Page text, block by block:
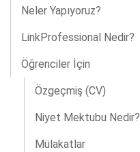
Neler Yapıyoruz?
LinkProfessional Nedir?
Öğrenciler İçin
Özgeçmiş (CV)
Niyet Mektubu Nedir?
Mülakatlar